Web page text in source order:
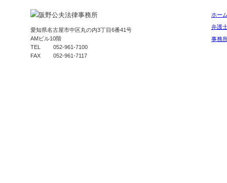
愛知県名古屋市中区丸の内3丁目6番41号
AMビル10階
TEL 052-961-7100
FAX 052-961-7117
ホー
弁護
事務